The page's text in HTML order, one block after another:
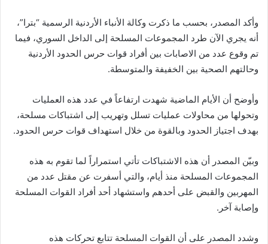
وأكد المصدر، بحسب ما ذكرت وكالة الأنباء الأردنية الرسمية “بترا”،
أنه يجري الآن طرد المجموعات المسلحة إلى الداخل السوري، فيما
تم وقوع عدد من الاصابات بين أفراد قوات حرس الحدود الأردنية
وحالتهم الصحية بين الخفيفة والمتوسطة.
وأوضح أن الأيام الماضية شهدت ارتفاعاً في عدد هذه العمليات
وتحولها من محاولات عمليات تسلل وتهريب إلى اشتباكات مسلحة،
بهدف اجتياز الحدود وبالقوة من خلال استهداف قوات حرس الحدود.
وبيّن المصدر أن هذه الاشتباكات تأتي استمراراً لما تقوم به هذه
المجموعات المسلحة منذ أيام، والتي أسفرت عن مقتل عدد من
المهربين والقبض على أحدهم واستشهاد أحد أفراد القوات المسلحة
وإصابة آخر.
وشدد المصدر على أن القوات المسلحة تتابع تحركات هذه